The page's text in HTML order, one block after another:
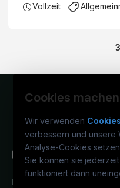
Vollzeit
3
Cookies
Wir verwenden Cookies
verbessern und unsere
Analyse-Cookies
Sie können sie
funktioniert dann